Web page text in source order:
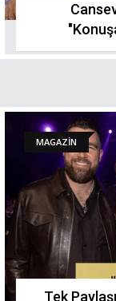
MAGAZİN
Tek